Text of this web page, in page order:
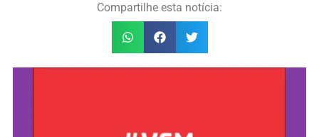
Compartilhe esta notícia: